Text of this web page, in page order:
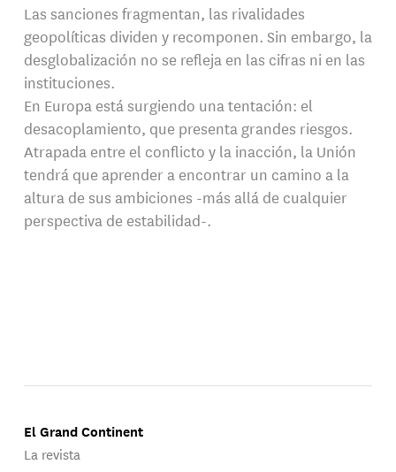
Las sanciones fragmentan, las rivalidades
geopolíticas dividen y recomponen. Sin embargo, la
desglobalización no se refleja en las cifras ni en las
instituciones.
En Europa está surgiendo una tentación: el
desacoplamiento, que presenta grandes riesgos.
Atrapada entre el conflicto y la inacción, la Unión
tendrá que aprender a encontrar un camino a la
altura de sus ambiciones -más allá de cualquier
perspectiva de estabilidad-.
El Grand Continent
La revista